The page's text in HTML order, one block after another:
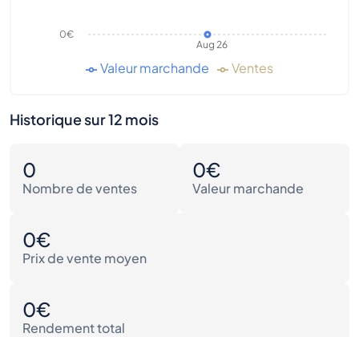
Aug 26
0€
Valeur marchande Ventes
Historique sur 12 mois
0
Nombre de ventes
0€
Valeur marchande
0€
Prix de vente moyen
0€
Rendement total